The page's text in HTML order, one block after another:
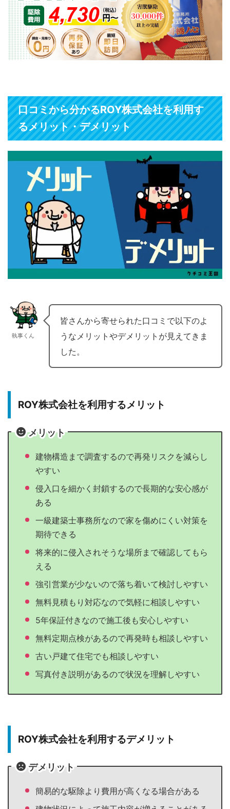
口コミから分かるROY株式会社を利用す
るメリット・デメリット
執事くん
皆さんから寄せられた口コミで以下のよ
うなメリットやデメリットが見えてきま
した。
ROY株式会社を利用するメリット
メリット
建物構造まで調査するので再発リスクを減らし
やすい
侵入口を細かく封鎖するので長期的な安心感が
ある
一級建築士事務所なので家を傷めにくい対策を
期待できる
将来的に侵入されそうな場所まで確認してもら
える
強引営業が少ないので落ち着いて検討しやすい
無料見積もり対応なので気軽に相談しやすい
5年保証付きなので施工後も安心しやすい
無料定期点検があるので再発時も相談しやすい
古い戸建て住宅でも相談しやすい
写真付き説明があるので状況を理解しやすい
ROY株式会社を利用するデメリット
デメリット
簡易的な駆除より費用が高くなる場合がある